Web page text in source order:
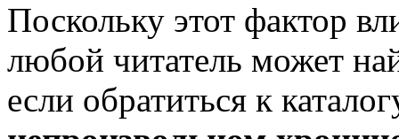
Поскольку этот фактор
любой читатель может
если обратиться к